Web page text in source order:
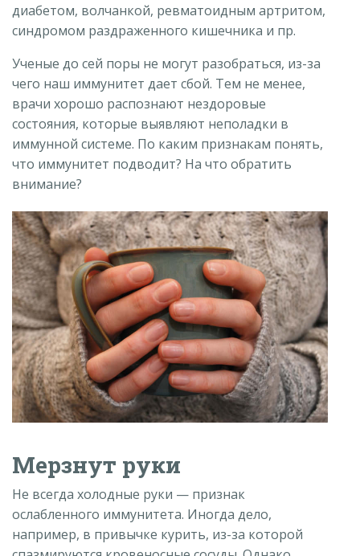
диабетом, волчанкой, ревматоидным артритом,
синдромом раздраженного кишечника и пр.
Ученые до сей поры не могут разобраться, из-за
чего наш иммунитет дает сбой. Тем не менее,
врачи хорошо распознают нездоровые
состояния, которые выявляют неполадки в
иммунной системе. По каким признакам понять,
что иммунитет подводит? На что обратить
внимание?
Мерзнут руки
Не всегда холодные руки — признак
ослабленного иммунитета. Иногда дело,
например, в привычке курить, из-за которой